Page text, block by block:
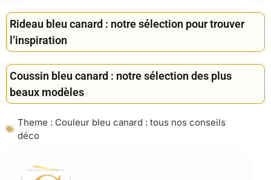
Rideau bleu canard : notre sélection pour trouver
l’inspiration
Coussin bleu canard : notre sélection des plus
beaux modèles
Theme : Couleur bleu canard : tous nos conseils
déco